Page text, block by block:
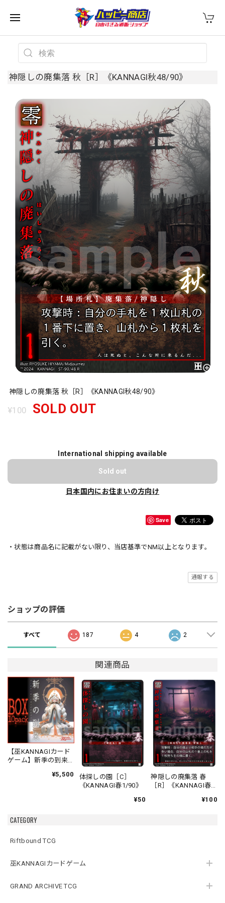
CATEGORY
Riftbound TCG
巫KANNAGIカードゲーム
GRAND ARCHIVE TCG
神隠しの廃集落 秋［R］《KANNAGI秋48/90》
神隠しの廃集落 秋［R］《KANNAGI秋48/90》
¥100 SOLD OUT
International shipping available
Sold out
日本国内にお住まいの方向け
Save
・状態は商品名に記載がない限り、当店基準でNM以上となります。
通報する
ショップの評価
すべて 187 4 2
関連商品
【巫KANNAGIカード
ゲーム】新季の到来
¥5,500
体探しの園［C］
《KANNAGI春1/90》
¥50
神隠しの廃集落 春
［R］《KANNAGI春
¥100